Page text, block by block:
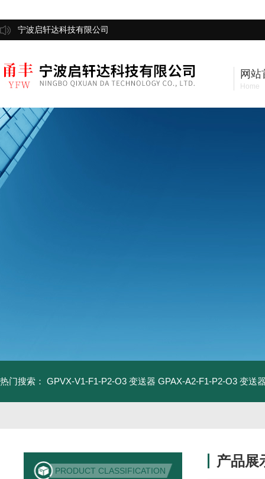
宁波启轩达科技有限公司
网站
Home
热门搜索： GPVX-V1-F1-P2-O3 变送器 GPAX-A2-F1-P2-O3 变送
PRODUCT CLASSIFICATION
产品展